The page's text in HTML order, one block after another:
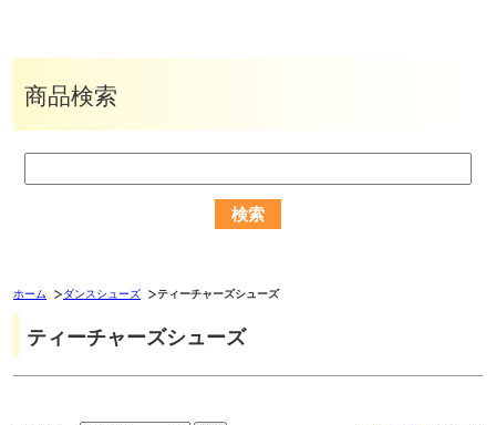
商品検索
ホーム ダンスシューズ ティーチャーズシューズ
ティーチャーズシューズ